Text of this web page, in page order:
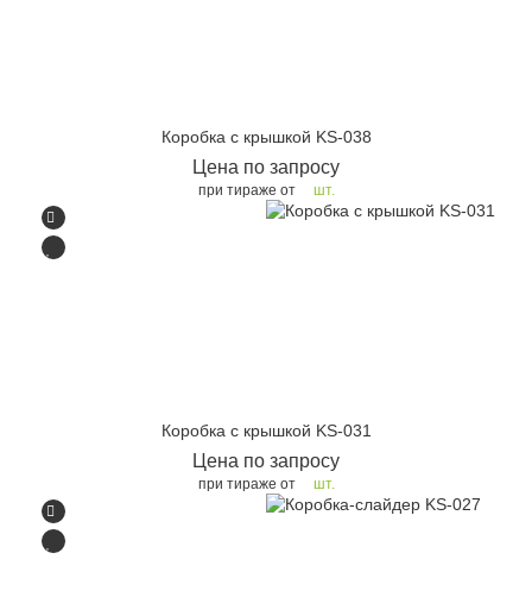
Коробка с крышкой KS-038
Цена по запросу
при тираже от шт.
Коробка с крышкой KS-031
Цена по запросу
при тираже от шт.